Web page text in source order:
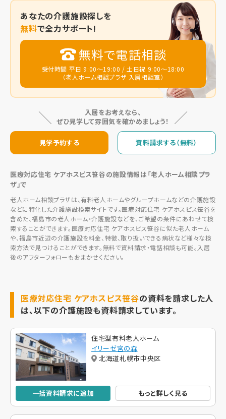
あなたの介護施設探しを
無料で全力サポート!
無料で電話相談
受付時間 平日 9:00～19:00 / 土日祝 9:00～18:00
（老人ホーム相談プラザ 入居相談室）
入居をお考えなら、
ぜひ見学して雰囲気を確かめましょう！
見学予約する 資料請求する（無料）
医療対応住宅 ケアホスピス笹谷の施設情報は「老人ホーム相談プラ
ザ」で
老人ホーム相談プラザは、有料老人ホームやグループホームなどの介護施設
などに特化した介護施設検索サイトです。医療対応住宅 ケアホスピス笹谷を
含めた、福島市の老人ホーム・介護施設などを、ご希望の条件にあわせて検
索することができます。医療対応住宅 ケアホスピス笹谷に似た老人ホーム
や、福島市近辺の介護施設を料金、特徴、取り扱いできる病状など様々な検
索方法で見つけることができます。無料で資料請求・電話相談も可能。入居
後のアフターフォローもおまかせください。
医療対応住宅 ケアホスピス笹谷の資料を請求した人
は、以下の介護施設も資料請求しています。
住宅型有料老人ホーム
イリーゼ宮の森
北海道札幌市中央区
一括資料請求に追加 もっと詳しく見る